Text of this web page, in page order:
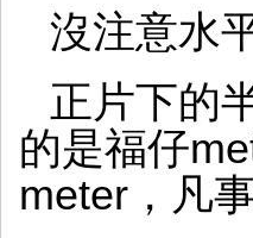
沒注意水
正片下的
的是福仔
meter，凡